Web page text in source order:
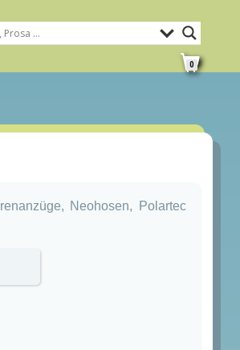
0
Neohosen, Polartec